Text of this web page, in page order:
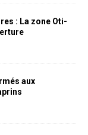
: La zone Oti-
aux